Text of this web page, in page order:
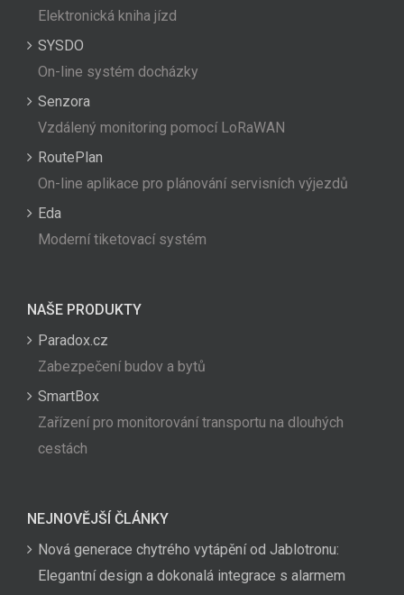
Elektronická kniha jízd
SYSDO
On-line systém docházky
Senzora
Vzdálený monitoring pomocí LoRaWAN
RoutePlan
On-line aplikace pro plánování servisních výjezdů
Eda
Moderní tiketovací systém
NAŠE PRODUKTY
Paradox.cz
Zabezpečení budov a bytů
SmartBox
Zařízení pro monitorování transportu na dlouhých
cestách
NEJNOVĚJŠÍ ČLÁNKY
Nová generace chytrého vytápění od Jablotronu:
Elegantní design a dokonalá integrace s alarmem